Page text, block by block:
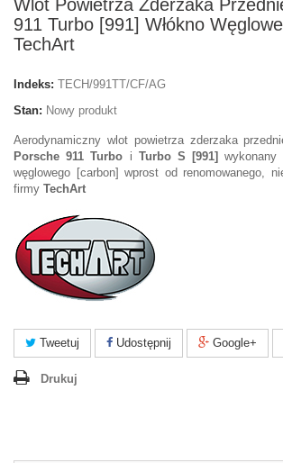
Wlot Powietrza Zderzaka
911 Turbo [991] Włókno
TechArt
Indeks: TECH/991TT/CF/AG
Stan: Nowy produkt
Aerodynamiczny wlot powietrza zderzaka
Porsche 911 Turbo i Turbo S [991] wykonany
węglowego [carbon] wprost od renomowanego,
firmy TechArt
Tweetuj Udostępnij Google+
Drukuj